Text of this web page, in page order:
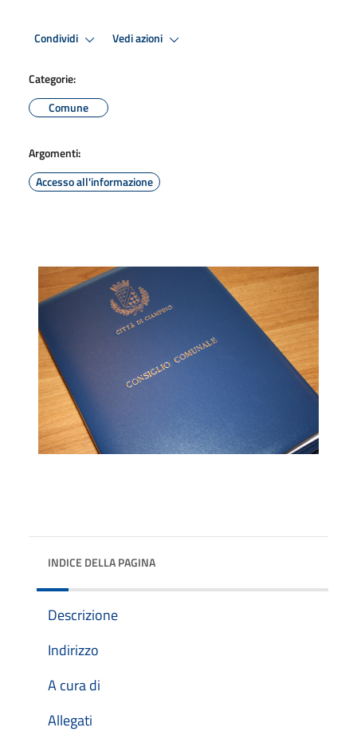
Condividi Vedi azioni
Categorie:
Comune
Argomenti:
Accesso all'informazione
INDICE DELLA PAGINA
Descrizione
Indirizzo
A cura di
Allegati